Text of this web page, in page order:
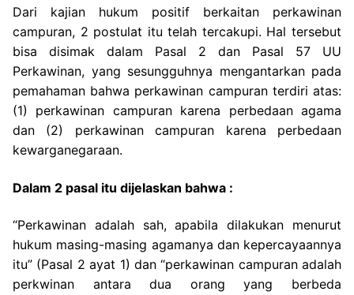
Dari kajian hukum positif berkaitan perkawinan
campuran, 2 postulat itu telah tercakupi. Hal tersebut
bisa disimak dalam Pasal 2 dan Pasal 57 UU
Perkawinan, yang sesungguhnya mengantarkan pada
pemahaman bahwa perkawinan campuran terdiri atas:
(1) perkawinan campuran karena perbedaan agama
dan (2) perkawinan campuran karena perbedaan
kewarganegaraan.
Dalam 2 pasal itu dijelaskan bahwa :
“Perkawinan adalah sah, apabila dilakukan menurut
hukum masing-masing agamanya dan kepercayaannya
itu” (Pasal 2 ayat 1) dan “perkawinan campuran adalah
perkwinan antara dua orang yang berbeda